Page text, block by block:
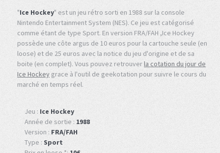
"Ice Hockey" est un jeu rétro sorti en 1988 sur la console
Nintendo Entertainment System (NES). Ce jeu est catégorisé
comme étant de type Sport. En version FRA/FAH ,Ice Hockey
possède une côte argus de 10 euros pour la cartouche seule (en
loose) et de 25 euros avec la notice du jeu d'origine et de sa
boite (en complet). Vous pouvez retrouverla cotation du jour de
Ice Hockey grace à l'outil de geekotation pour suivre le cours du
marché en temps réel.
Jeu : Ice Hockey
Année de sortie : 1988
Version : FRA/FAH
Type : Sport